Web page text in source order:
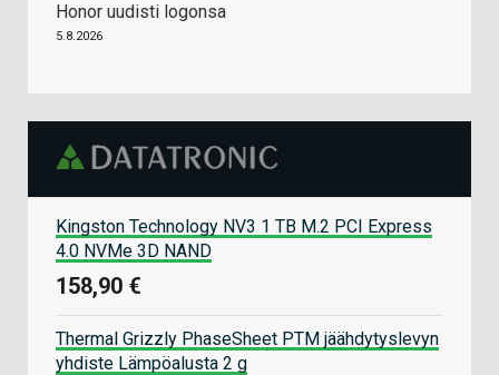
Honor uudisti logonsa
5.8.2026
Kingston Technology NV3 1 TB M.2 PCI Express
4.0 NVMe 3D NAND
158,90 €
Thermal Grizzly PhaseSheet PTM jäähdytyslevyn
yhdiste Lämpöalusta 2 g